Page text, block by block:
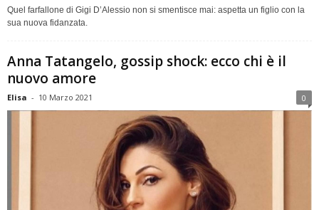
Quel farfallone di Gigi D’Alessio non si smentisce mai: aspetta un figlio con la
sua nuova fidanzata.
Anna Tatangelo, gossip shock: ecco chi è il
nuovo amore
Elisa - 10 Marzo 2021 0